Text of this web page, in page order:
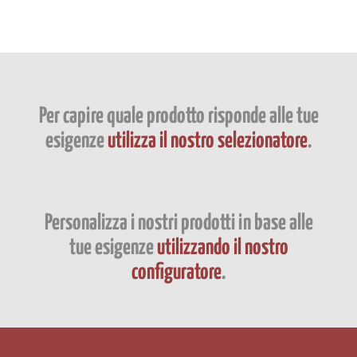
Per capire quale prodotto risponde alle tue
esigenzeutilizza il nostro selezionatore.
Personalizza i nostri prodotti in base alle
tue esigenzeutilizzando il nostro
configuratore.